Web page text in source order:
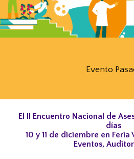
Evento
El II Encuentro Nacional de
días
10 y 11 de diciembre en
Eventos,